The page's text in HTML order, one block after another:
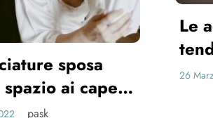
di
per le spose
2021 pask